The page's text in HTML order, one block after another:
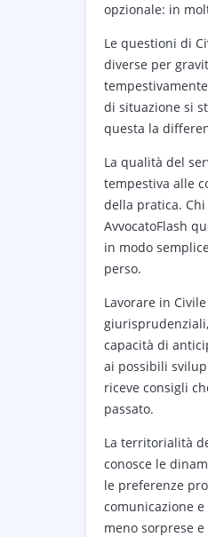
opzionale: in
Le questioni di
diverse per
di situazione si
questa la
La qualità del
tempestiva alle
della pratica.
AvvocatoFlash
in modo
perso.
Lavorare in
capacità di
ai possibili
riceve consigli
passato.
La territorialità
conosce le
le preferenze
comunicazione
meno sorprese